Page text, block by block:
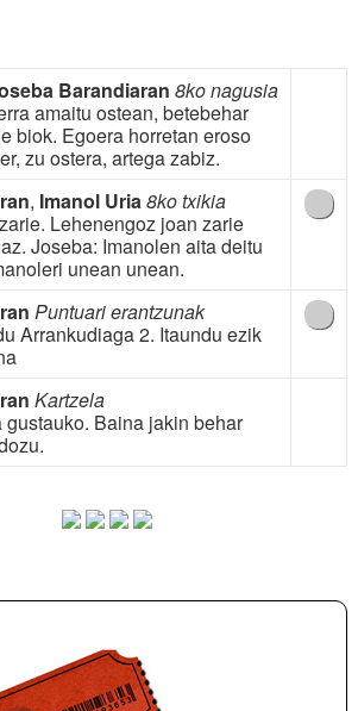
Barandiaran 8ko nagusia
amaitu ostean, betebehar
biok. Egoera horretan eroso
zu ostera, artega zabiz.
, Imanol Uria8ko txikia
Lehenengoz joan zarie
Joseba: Imanolen aita deitu
unean unean.
Puntuari erantzunak
Arrankudiaga 2. Itaundu ezik
Kartzela
Baina jakin behar